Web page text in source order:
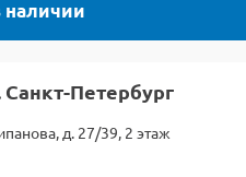
наличии
Санкт-Петербург
д. 27/39, 2 этаж